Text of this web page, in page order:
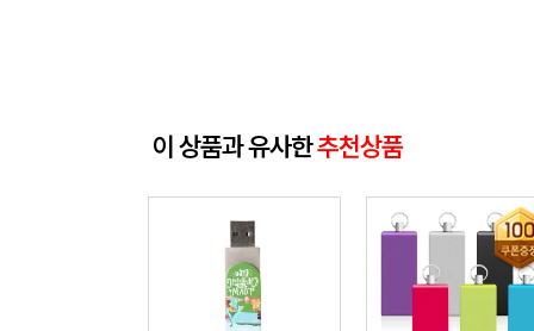
이 상품과 유사한추천상품